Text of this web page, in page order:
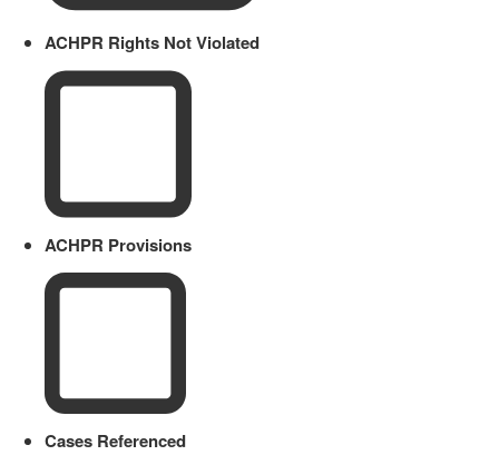
ACHPR Rights Not Violated
ACHPR Provisions
Cases Referenced